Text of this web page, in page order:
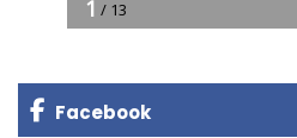
Facebook